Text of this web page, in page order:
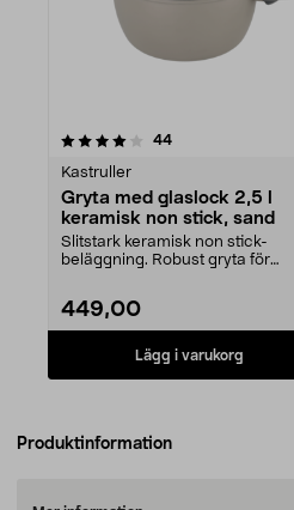
44recensioner
Kastruller
Gryta med glaslock 2,5 l
keramisk non stick, sand
Slitstark keramisk non stick-
beläggning. Robust gryta för
449,00
Lägg i varukorg
Produktinformation